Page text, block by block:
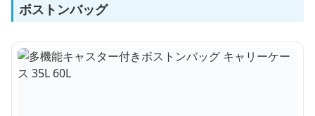
ボストンバッグ